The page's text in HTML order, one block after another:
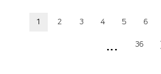
1 2 3 4 5 6
... 36